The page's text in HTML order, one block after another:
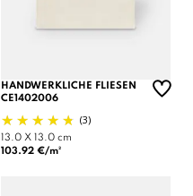
HANDWERKLICHE FLIESEN
CE1402006
(3)
13.0 X 13.0 cm
103.92 €/m²